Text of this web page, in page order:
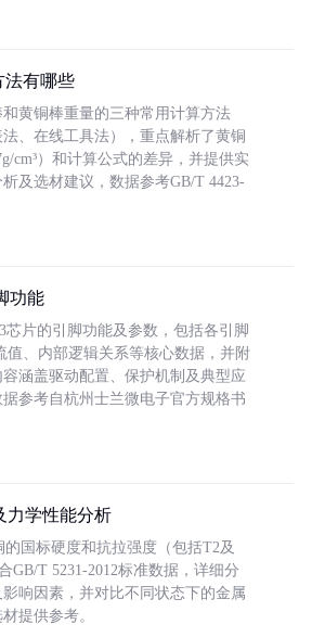
法有哪些
黄铜棒重量的三种常用计算方法
法、在线工具法），重点解析了黄铜
cm³）和计算公式的差异，并提供实
及选材建议，数据参考GB/T 4423-
功能
芯片的引脚功能及参数，包括各引脚
值、内部逻辑关系等核心数据，并附
涵盖驱动配置、保护机制及典型应
参考自杭州士兰微电子官方规格书
力学性能分析
国标硬度和抗拉强度（包括T2及
GB/T 5231-2012标准数据，详细分
响因素，并对比不同状态下的金属
提供参考。